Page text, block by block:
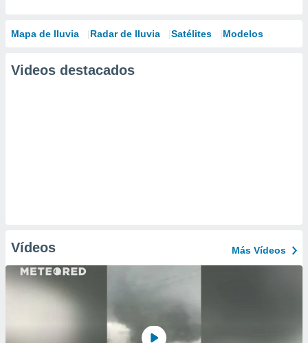
Mapa de lluvia Radar de lluvia Satélites Modelos
Videos destacados
Vídeos Más Vídeos